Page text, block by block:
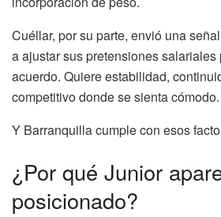
Cuéllar, por su parte, envió una
a ajustar sus pretensiones salariales
acuerdo. Quiere estabilidad,
competitivo donde se sienta cómodo.
Y Barranquilla cumple con esos
¿Por qué Junior
posicionado?